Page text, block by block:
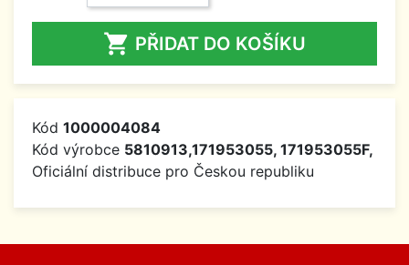
 PŘIDAT DO KOŠÍKU
Kód 1000004084
Kód výrobce 5810913,171953055, 171953055F,
Oficiální distribuce pro Českou republiku